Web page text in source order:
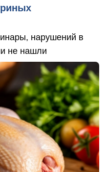
нарушений в
не нашли